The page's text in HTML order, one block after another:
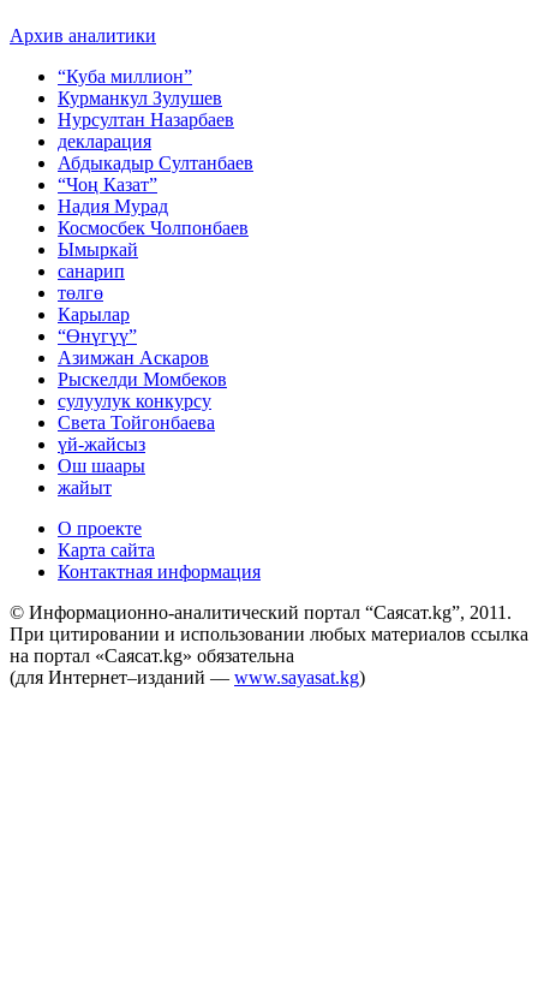
Архив аналитики
“Куба миллион”
Курманкул Зулушев
Нурсултан Назарбаев
декларация
Абдыкадыр Султанбаев
“Чоң Казат”
Надия Мурад
Космосбек Чолпонбаев
Ымыркай
санарип
төлгө
Карылар
“Өнүгүү”
Азимжан Аскаров
Рыскелди Момбеков
сулуулук конкурсу
Света Тойгонбаева
үй-жайсыз
Ош шаары
жайыт
О проекте
Карта сайта
Контактная информация
© Информационно-аналитический портал “Саясат.kg”, 2011.
При цитировании и использовании любых материалов ссылка
на портал «Саясат.kg» обязательна
(для Интернет–изданий — www.sayasat.kg)